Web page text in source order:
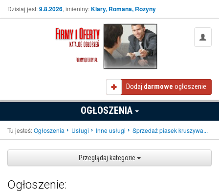
Dzisiaj jest:9.8.2026, imieniny:Klary, Romana, Rozyny
Dodaj darmowe ogłoszenie
OGŁOSZENIA
Tu jesteś:Ogłoszenia Usługi Inne usługi Sprzedaż piasek kruszywa...
Przeglądaj kategorie
Ogłoszenie: